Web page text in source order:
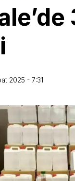
2025 - 7:31